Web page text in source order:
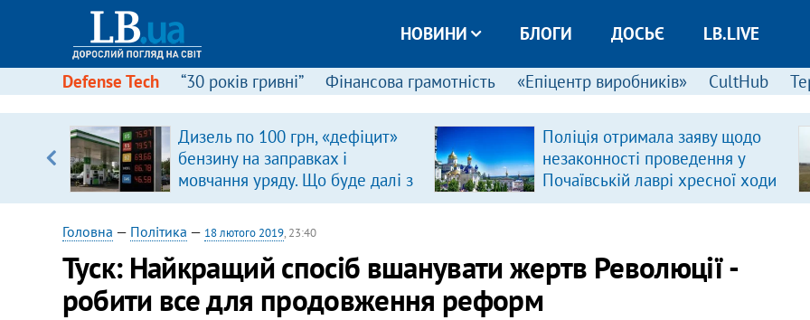
НОВИНИ БЛОГИ ДОСЬЄ LB.LIVE
Defense Tech “30 років гривні” Фінансова грамотність «Епіцентр виробників» CultHub
Дизель по 100 грн, «дефіцит»
бензину на заправках і
мовчання уряду. Що буде далі з
цінами на пальне?
Поліція отримала заяву щодо
незаконності проведення у
Почаївській лаврі хресної ходи
Головна — Політика — 18 лютого 2019, 23:40
Туск: Найкращий спосіб вшанувати жертв Революції -
робити все для продовження реформ